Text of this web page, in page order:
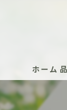
ホーム